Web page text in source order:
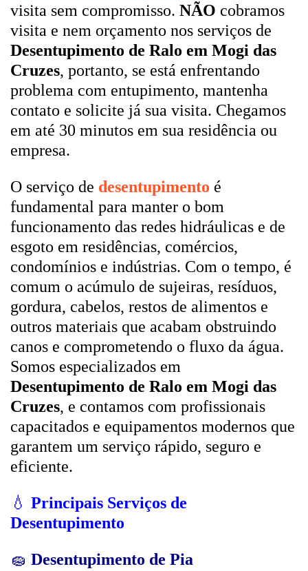
visita sem compromisso. NÃO cobramos
visita e nem orçamento nos serviços de
Desentupimento de Ralo em Mogi das
Cruzes, portanto, se está enfrentando
problema com entupimento, mantenha
contato e solicite já sua visita. Chegamos
em até 30 minutos em sua residência ou
empresa.
O serviço de desentupimento é
fundamental para manter o bom
funcionamento das redes hidráulicas e de
esgoto em residências, comércios,
condomínios e indústrias. Com o tempo, é
comum o acúmulo de sujeiras, resíduos,
gordura, cabelos, restos de alimentos e
outros materiais que acabam obstruindo
canos e comprometendo o fluxo da água.
Somos especializados em
Desentupimento de Ralo em Mogi das
Cruzes, e contamos com profissionais
capacitados e equipamentos modernos que
garantem um serviço rápido, seguro e
eficiente.
💧 Principais Serviços de
Desentupimento
🧽 Desentupimento de Pia